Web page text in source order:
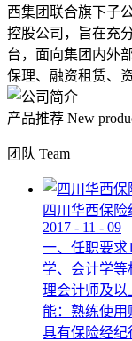
西集团联合旗下子
控股公司，旨在充
台，面向集团内外
保理、融资租赁、
产品推荐 New
团队 Team
四川华西保
2017 - 11 - 09
一、任职要求
学、会计学等
理会计师及以
能：熟练使用
具有保险经纪